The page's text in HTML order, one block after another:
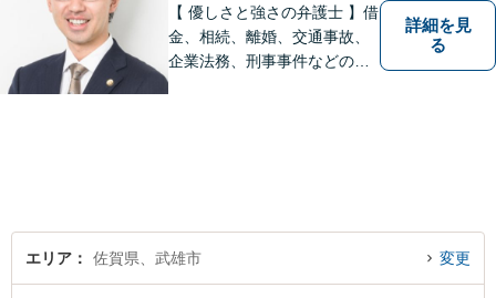
員。
【 優しさと強さの弁護士 】借
金、相続、離婚、交通事故、
企業法務、刑事事件などのご
詳細を見
る
エリア 佐賀県、武雄市 変更